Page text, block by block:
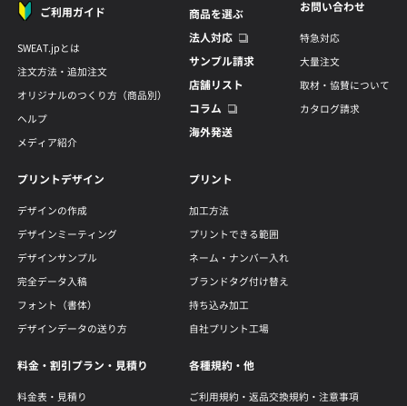
ご利用ガイド
SWEAT.jpとは
注文方法・追加注文
オリジナルのつくり方（商品別）
ヘルプ
メディア紹介
商品を選ぶ
法人対応
サンプル請求
店舗リスト
コラム
海外発送
お問い合わせ
特急対応
大量注文
取材・協賛について
カタログ請求
プリントデザイン
デザインの作成
デザインミーティング
デザインサンプル
完全データ入稿
フォント（書体）
デザインデータの送り方
プリント
加工方法
プリントできる範囲
ネーム・ナンバー入れ
ブランドタグ付け替え
持ち込み加工
自社プリント工場
料金・割引プラン・見積り
料金表・見積り
各種規約・他
ご利用規約・返品交換規約・注意事項